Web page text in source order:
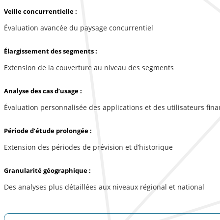
Veille concurrentielle :
Évaluation avancée du paysage concurrentiel
Élargissement des segments :
Extension de la couverture au niveau des segments
Analyse des cas d’usage :
Évaluation personnalisée des applications et des utilisateurs
Période d’étude prolongée :
Extension des périodes de prévision et d’historique
Granularité géographique :
Des analyses plus détaillées aux niveaux régional et national